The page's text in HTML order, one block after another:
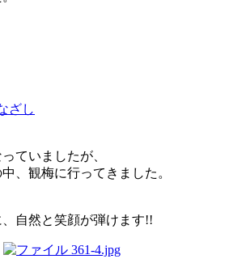
ざし
ていましたが、
、観梅に行ってきました。
自然と笑顔が弾けます!!